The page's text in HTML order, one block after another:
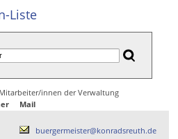
Liste
innen der Verwaltung
Mail
buergermeister@konradsreuth.de